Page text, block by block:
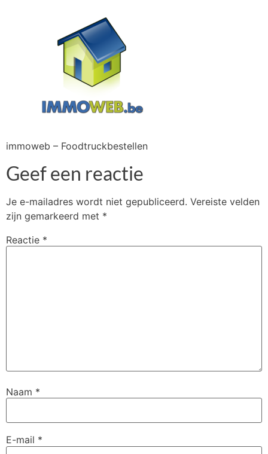
immoweb – Foodtruckbestellen
Geef een reactie
Je e-mailadres wordt niet gepubliceerd. Vereiste velden
zijn gemarkeerd met *
Reactie *
Naam *
E-mail *